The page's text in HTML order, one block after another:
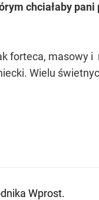
chciałaby pani
forteca,
Wielu
Wprost.